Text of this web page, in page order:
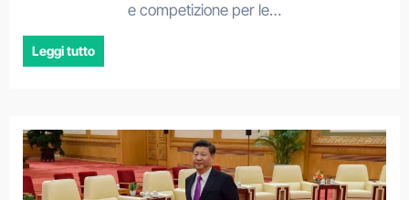
e competizione per le…
Leggi tutto